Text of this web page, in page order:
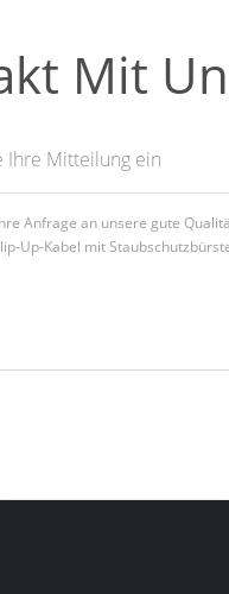
Mit
Ihre Mitteilung ein